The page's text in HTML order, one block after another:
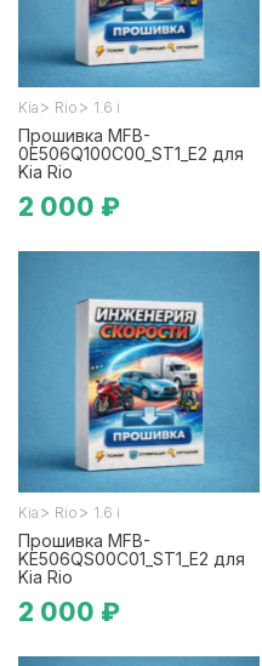
Kia > Rio > 1.6 i
Прошивка MFB-
0E506Q100C00_ST1_E2 для
Kia Rio
2 000 ₽
Kia > Rio > 1.6 i
Прошивка MFB-
KE506QS00C01_ST1_E2 для
Kia Rio
2 000 ₽